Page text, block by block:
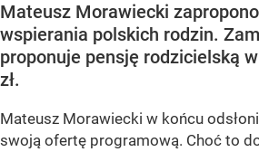
Mateusz Morawiecki
wspierania polskich rodzin.
proponuje pensję rodzicielską
zł.
Mateusz Morawiecki w końcu
swoją ofertę programową. Choć to